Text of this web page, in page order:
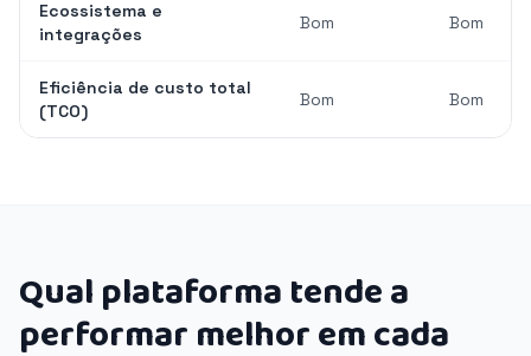
Ecossistema e
integrações
Bom Bom
Eficiência de custo total
(TCO)
Bom Bom
Qual plataforma tende a
performar melhor em cada